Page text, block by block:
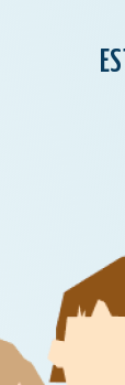
EST